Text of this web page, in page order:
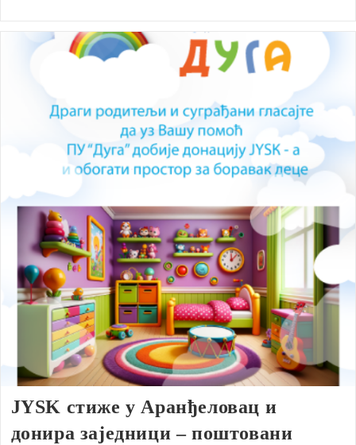
JYSK стиже у Аранђеловац и
донира заједници – поштовани